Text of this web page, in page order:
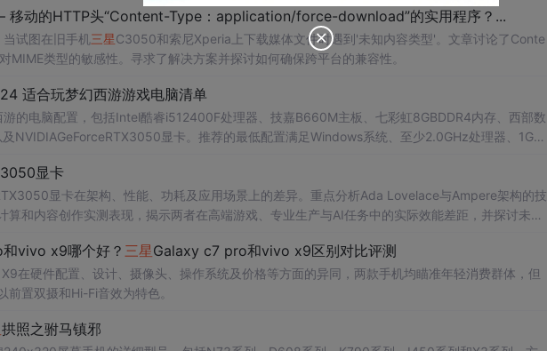
动的HTTP头“Content-Type：application/force-download”的实用程序？...
试图在旧手机 三星C3050和索尼Xperia上下载媒体文件时遇到'未知内容类型'。文章讨论了Conte
类型的敏感性。寻求了解决方案并探讨如何确保跨平台的兼容性。
适合玩梦幻西游游戏电脑清单
的电脑配置，包括Intel酷睿i512400F处理器、技嘉B660M主板、七彩虹8GBDDR4内存、西部数
NVIDIAGeForceRTX3050显卡。推荐的最低配置满足Windows系统、至少2.0GHz处理器、1GB
显卡
显卡在架构、性能、功耗及应用场景上的差异。重点分析Ada Lovelace与Ampere架构的技
算和内容创作实测表现，揭示两者在高端游戏、专业生产与AI任务中的实际效能差距，并探讨未来
vivo x9哪个好？ 三星Galaxy c7 pro和vivo x9区别对比评测
在硬件配置、设计、摄像头、操作系统及价格等方面的异同，两款手机均瞄准年轻消费群体，但
置双摄和Hi-Fi音效为特色。
拱照之驸马镇邪